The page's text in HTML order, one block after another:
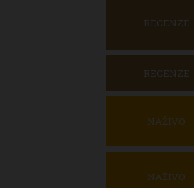
RECENZE
RECENZE
NAŽIVO
NAŽIVO